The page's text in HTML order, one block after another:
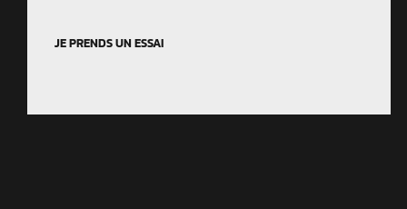
JE PRENDS UN ESSAI